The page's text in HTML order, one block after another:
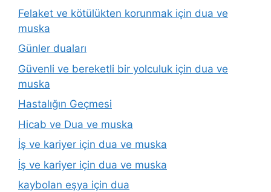
Felaket ve kötülükten korunmak için dua ve
muska
Günler duaları
Güvenli ve bereketli bir yolculuk için dua ve
muska
Hastalığın Geçmesi
Hicab ve Dua ve muska
İş ve kariyer için dua ve muska
İş ve kariyer için dua ve muska
kaybolan eşya için dua